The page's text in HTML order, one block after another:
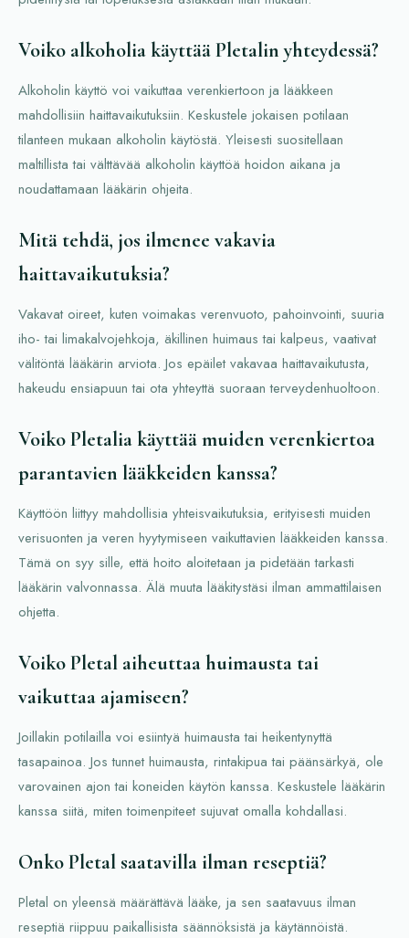
Voiko alkoholia käyttää Pletalin yhteydessä?
Alkoholin käyttö voi vaikuttaa verenkiertoon ja lääkkeen
mahdollisiin haittavaikutuksiin. Keskustele jokaisen potilaan
tilanteen mukaan alkoholin käytöstä. Yleisesti suositellaan
maltillista tai välttävää alkoholin käyttöä hoidon aikana ja
noudattamaan lääkärin ohjeita.
Mitä tehdä, jos ilmenee vakavia
haittavaikutuksia?
Vakavat oireet, kuten voimakas verenvuoto, pahoinvointi, suuria
iho- tai limakalvojehkoja, äkillinen huimaus tai kalpeus, vaativat
välitöntä lääkärin arviota. Jos epäilet vakavaa haittavaikutusta,
hakeudu ensiapuun tai ota yhteyttä suoraan terveydenhuoltoon.
Voiko Pletalia käyttää muiden verenkiertoa
parantavien lääkkeiden kanssa?
Käyttöön liittyy mahdollisia yhteisvaikutuksia, erityisesti muiden
verisuonten ja veren hyytymiseen vaikuttavien lääkkeiden kanssa.
Tämä on syy sille, että hoito aloitetaan ja pidetään tarkasti
lääkärin valvonnassa. Älä muuta lääkitystäsi ilman ammattilaisen
ohjetta.
Voiko Pletal aiheuttaa huimausta tai
vaikuttaa ajamiseen?
Joillakin potilailla voi esiintyä huimausta tai heikentynyttä
tasapainoa. Jos tunnet huimausta, rintakipua tai päänsärkyä, ole
varovainen ajon tai koneiden käytön kanssa. Keskustele lääkärin
kanssa siitä, miten toimenpiteet sujuvat omalla kohdallasi.
Onko Pletal saatavilla ilman reseptiä?
Pletal on yleensä määrättävä lääke, ja sen saatavuus ilman
reseptiä riippuu paikallisista säännöksistä ja käytännöistä.